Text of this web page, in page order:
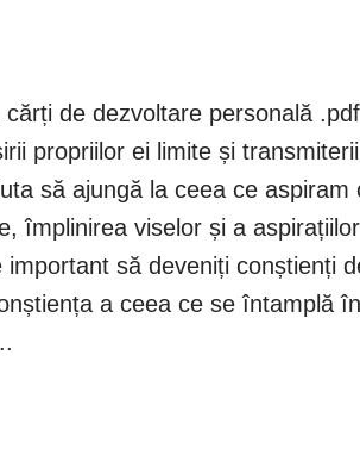
de dezvoltare personală
propriilor ei limite și transmiterii
să ajungă la ceea ce aspiram
împlinirea viselor și a aspirațiilor
să deveniți conștienți
a ceea ce se întamplă